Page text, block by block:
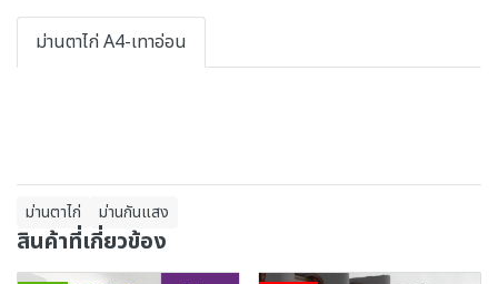
ม่านตาไก่ A4-เทาอ่อน
ม่านตาไก่ ม่านกันแสง
สินค้าที่เกี่ยวข้อง